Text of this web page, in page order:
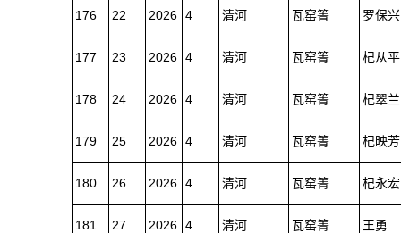
176 22 2026 4 清河 瓦窑箐 罗保兴
177 23 2026 4 清河 瓦窑箐 杞从平
178 24 2026 4 清河 瓦窑箐 杞翠兰
179 25 2026 4 清河 瓦窑箐 杞映芳
180 26 2026 4 清河 瓦窑箐 杞永宏
181 27 2026 4 清河 瓦窑箐 王勇